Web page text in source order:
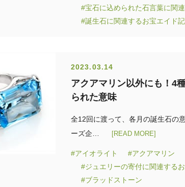
#宝石に込められた石言葉に関
#誕生石に関連するお宝エイド
2023.03.14
アクアマリン以外にも！4
られた意味
全12回に渡って、各月の誕生石の
ーズ企…
[READ MORE]
#アイオライト
#アクアマリン
#ジュエリーの寄付に関連する
#ブラッドストーン